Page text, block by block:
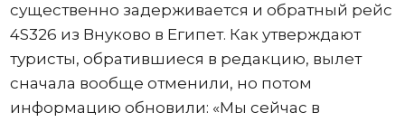
существенно задерживается и обратный рейс
4S326 из Внуково в Египет. Как утверждают
туристы, обратившиеся в редакцию, вылет
сначала вообще отменили, но потом
информацию обновили: «Мы сейчас в